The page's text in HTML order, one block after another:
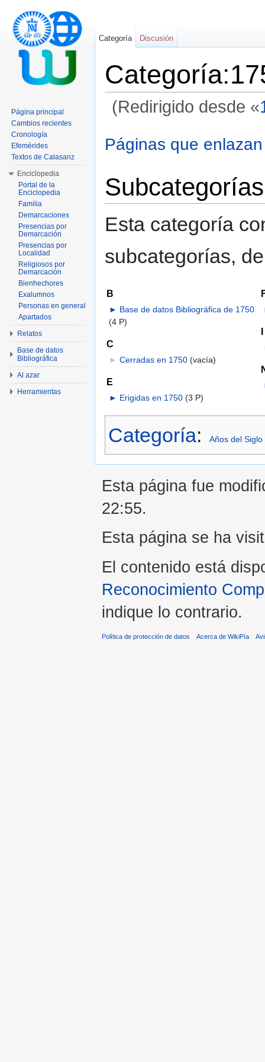
(Redirigido desde «
Páginas que
Subcategorías
Esta categoría
subcategorías,
B
► Base de datos Bibliográfica de 1750
(4 P)
C
► Cerradas en 1750‎ (vacía)
E
► Erigidas en 1750‎ (3 P)
I
Categoría: Años del Siglo
Categoría Discusión
Página principal
Cambios recientes
Cronología
Efemérides
Textos de Calasanz
Enciclopedia
Portal de la
Enciclopedia
Familia
Demarcaciones
Presencias por
Demarcación
Presencias por
Localidad
Religiosos por
Demarcación
Bienhechores
Exalumnos
Personas en general
Apartados
Relatos
Base de datos
Bibliográfica
Al azar
Herramientas
Esta página fue
22:55.
Esta página se ha
El contenido está
Reconocimiento
indique lo contrario.
Política de protección de datos Acerca de WikiPía